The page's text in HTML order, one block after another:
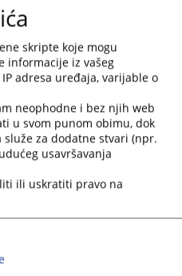
skripte koje mogu
informacije iz vašeg
adresa uređaja, varijable o
neophodne i bez njih web
u svom punom obimu, dok
za dodatne stvari (npr.
usavršavanja
ili uskratiti pravo na